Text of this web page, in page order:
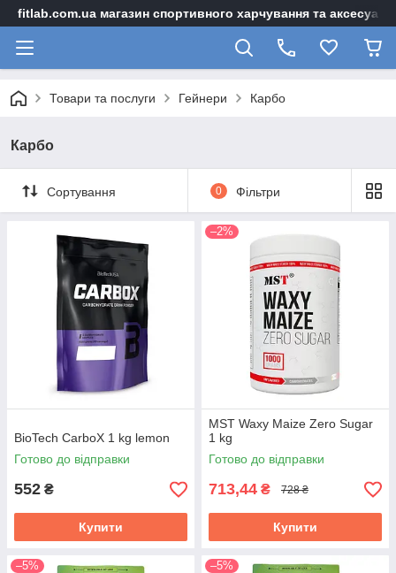
fitlab.com.ua магазин спортивного харчування та
Товари та послуги Гейнери Карбо
Карбо
Сортування 0 Фільтри
BioTech CarboX 1 kg lemon
Готово до відправки
552 ₴
Купити
–2%
MST Waxy Maize Zero Sugar
1 kg
Готово до відправки
713,44 ₴ 728 ₴
Купити
–5% –5%